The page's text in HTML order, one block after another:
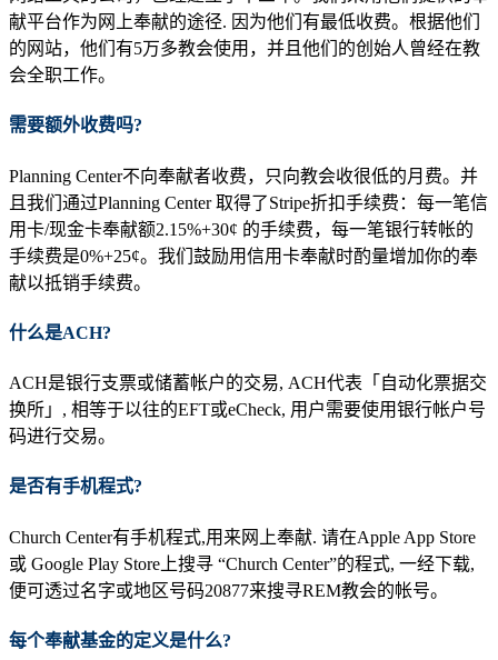
献平台作为网上奉献的途径. 因为他们有最低收费。根据他们
的网站，他们有5万多教会使用，并且他们的创始人曾经在教
会全职工作。
需要额外收费吗?
Planning Center不向奉献者收费，只向教会收很低的月费。并
且我们通过Planning Center 取得了Stripe折扣手续费：每一笔信
用卡/现金卡奉献额2.15%+30¢ 的手续费，每一笔银行转帐的
手续费是0%+25¢。我们鼓励用信用卡奉献时酌量增加你的奉
献以抵销手续费。
什么是ACH?
ACH是银行支票或储蓄帐户的交易, ACH代表「自动化票据交
换所」, 相等于以往的EFT或eCheck, 用户需要使用银行帐户号
码进行交易。
是否有手机程式?
Church Center有手机程式,用来网上奉献. 请在Apple App Store
或 Google Play Store上搜寻 “Church Center”的程式, 一经下载,
便可透过名字或地区号码20877来搜寻REM教会的帐号。
每个奉献基金的定义是什么?